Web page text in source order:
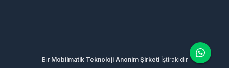
Bir Mobilmatik Teknoloji Anonim Şirketiİştirakidir.